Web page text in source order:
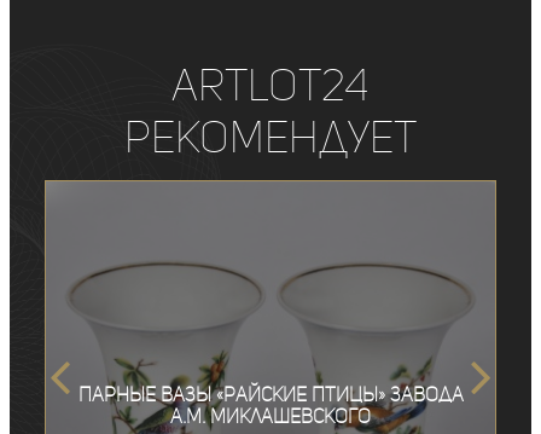
ArtLot24
рекомендует
Парные вазы «Райские птицы» завода
А.М. Миклашевского